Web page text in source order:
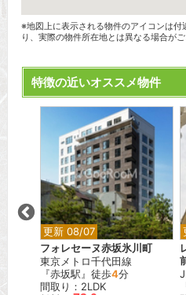
※地図上に表示される物件のアイコンは
り、実際の物件所在地とは異なる場合がご
特徴の近いオススメ物件
更新 08/07
フォレセーヌ赤坂氷川町
東京メトロ千代田線
『赤坂駅』徒歩4分
間取り：2LDK